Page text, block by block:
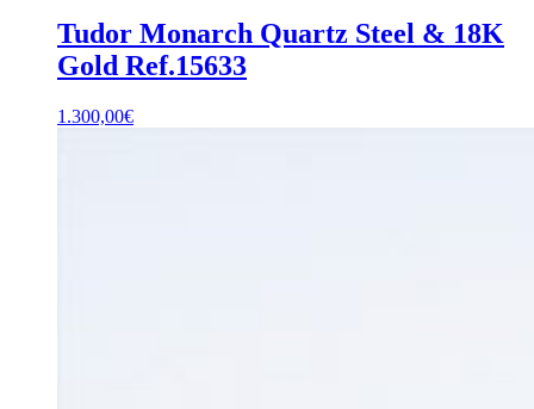
Tudor Monarch Quartz Steel & 18K
Gold Ref.15633
1.300,00€